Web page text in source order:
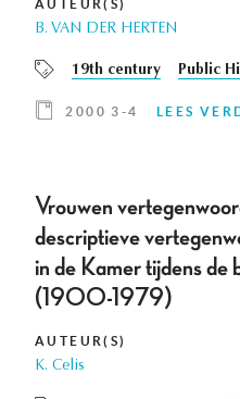
AUTEUR(S)
B. VAN DER HERTEN
19th century Public
2000 3-4 LEES
Vrouwen
descriptieve
in de Kamer tijdens de
(1900-1979)
AUTEUR(S)
K. Celis